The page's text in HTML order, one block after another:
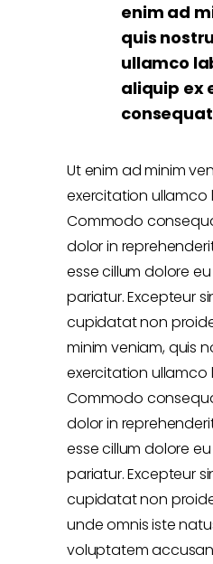
enim ad
quis
ullamco
aliquip ex
Ut enim ad minim
exercitation ullamco
Commodo
dolor in
esse cillum dolore
pariatur. Excepteur
cupidatat non
minim veniam, quis
exercitation ullamco
Commodo
dolor in
esse cillum dolore
pariatur. Excepteur
cupidatat non
unde omnis iste
voluptatem